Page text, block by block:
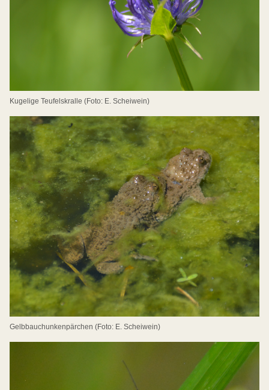
Kugelige Teufelskralle (Foto: E. Scheiwein)
Gelbbauchunkenpärchen (Foto: E. Scheiwein)